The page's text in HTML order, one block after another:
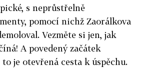
s neprůstřelně
pomocí nichž Zaorálkova
Vezměte si jen, jak
A povedený začátek
je otevřená cesta k úspěchu.